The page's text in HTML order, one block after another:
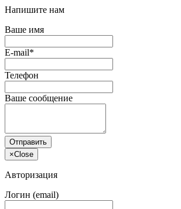
Напишите нам
Ваше имя
E-mail*
Телефон
Ваше сообщение
Отправить
×Close
Авторизация
Логин (email)